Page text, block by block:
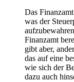
Das
was der
Finanzamt
gibt aber,
das auf eine
wie sich der
dazu auch